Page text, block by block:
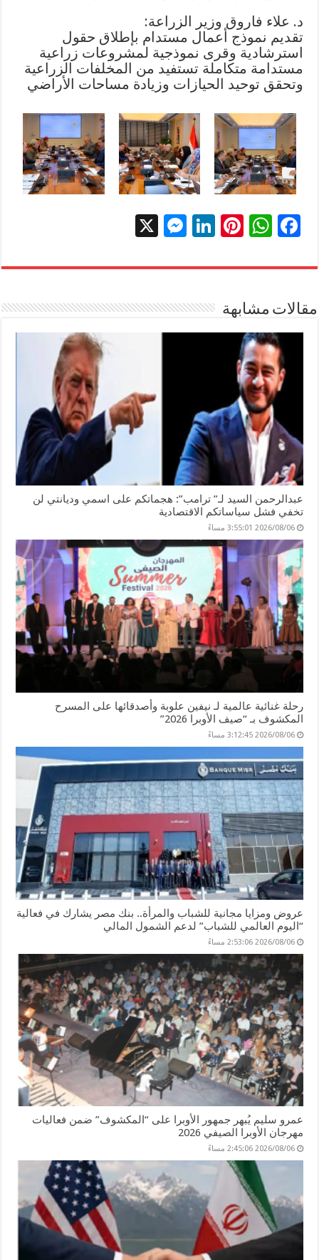
د. علاء فاروق وزير الزراعة:
تقديم نموذج أعمال مستدام بإطلاق حقول
استرشادية وقرى نموذجية لمشروعات زراعية
مستدامة متكاملة تستفيد من المخلفات الزراعية
وتحقق توحيد الحيازات وزيادة مساحات الأراضي
F
e
o
o
k
W
at
p
p
Pi
er
t
Li
k
dI
n
M
se
g
er
مقالات مشابهة
عبدالرحمن السيد لـ” ترامب”: هجماتكم على اسمي وديانتي لن
تخفي فشل سياساتكم الاقتصادية
2026/08/06 3:55:01 مساءً
رحلة غنائية عالمية لـ نيفين علوبة وأصدقائها على المسرح
المكشوف بـ “صيف الأوبرا 2026”
2026/08/06 3:12:45 مساءً
عروض ومزايا مجانية للشباب والمرأة.. بنك مصر يشارك في فعالية
“اليوم العالمي للشباب” لدعم الشمول المالي
2026/08/06 2:53:06 مساءً
عمرو سليم يُبهر جمهور الأوبرا على “المكشوف” ضمن فعاليات
مهرجان الأوبرا الصيفي 2026
2026/08/06 2:45:06 مساءً